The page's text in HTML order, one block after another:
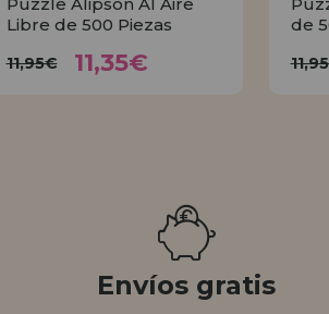
Libre de 500 Piezas
11,95€ 11,35€
de
Envíos gratis